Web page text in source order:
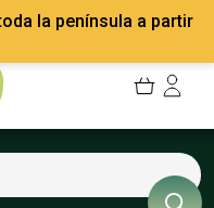
la península a partir